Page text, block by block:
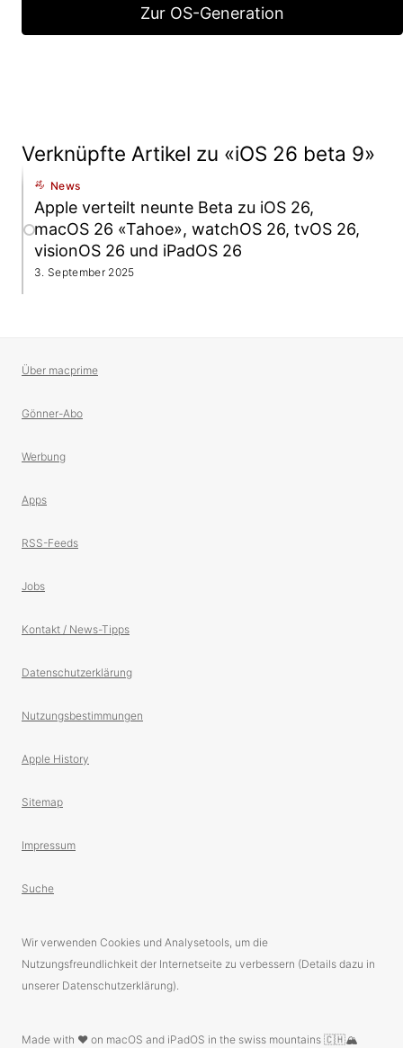
Zur OS-Generation
Verknüpfte Artikel zu «iOS 26 beta 9»
News
Apple verteilt neunte Beta zu iOS 26,
macOS 26 «Tahoe», watchOS 26, tvOS 26,
visionOS 26 und iPadOS 26
3. September 2025
Über macprime
Gönner-Abo
Werbung
Apps
RSS-Feeds
Jobs
Kontakt / News-Tipps
Datenschutzerklärung
Nutzungsbestimmungen
Apple History
Sitemap
Impressum
Suche
Wir verwenden Cookies und Analysetools, um die
Nutzungsfreundlichkeit der Internetseite zu verbessern (Details dazu in
unserer Datenschutzerklärung).
Made with ❤️ on macOS and iPadOS in the swiss mountains 🇨🇭🏔